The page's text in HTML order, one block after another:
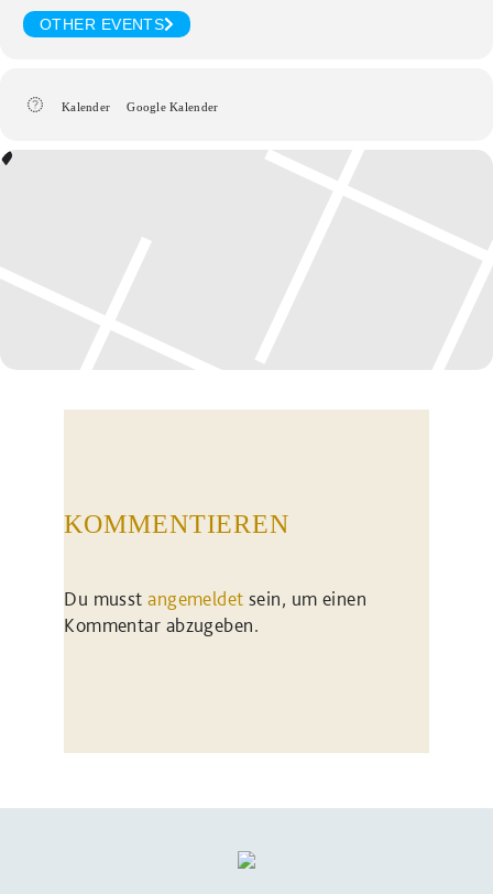
OTHER EVENTS
Kalender Google Kalender
KOMMENTIEREN
Du musstangemeldet sein, um einen
Kommentar abzugeben.